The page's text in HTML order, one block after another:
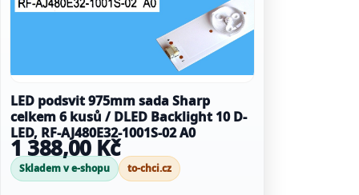
LED podsvit 975mm sada Sharp
celkem 6 kusů / DLED Backlight 10 D-
LED, RF-AJ480E32-1001S-02 A0
1 388,00 Kč
Skladem v e-shopu to-chci.cz